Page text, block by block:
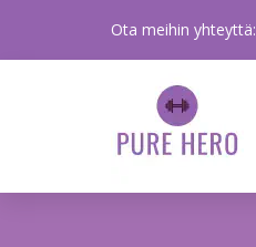
Ota meihin yhteyttä: